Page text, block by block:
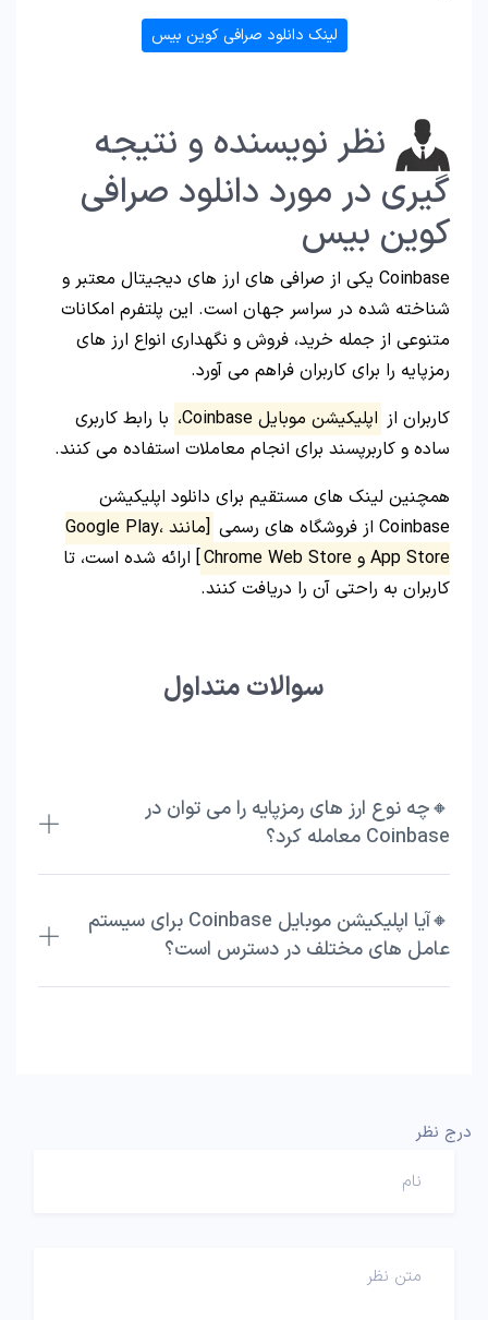
لینک دانلود صرافی کوین بیس
نظر نویسنده و نتیجه
گیری در مورد دانلود صرافی
کوین بیس
Coinbase یکی از صرافی های ارز های دیجیتال معتبر و
شناخته شده در سراسر جهان است. این پلتفرم امکانات
متنوعی از جمله خرید، فروش و نگهداری انواع ارز های
رمزپایه را برای کاربران فراهم می آورد.
کاربران از اپلیکیشن موبایل Coinbase،
با رابط کاربری
ساده و کاربرپسند برای انجام معاملات استفاده می کنند.
همچنین لینک های مستقیم برای دانلود اپلیکیشن
Coinbase از فروشگاه های رسمی
[مانند Google Play،
App Store و Chrome Web Store
] ارائه شده است، تا
کاربران به راحتی آن را دریافت کنند.
سوالات متداول
🔸چه نوع ارز های رمزپایه را می توان در
Coinbase معامله کرد؟
🔸آیا اپلیکیشن موبایل Coinbase برای سیستم
عامل های مختلف در دسترس است؟
درج نظر